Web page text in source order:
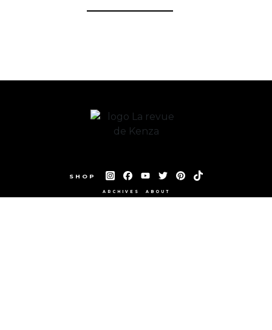
SHOP
ARCHIVES ABOUT